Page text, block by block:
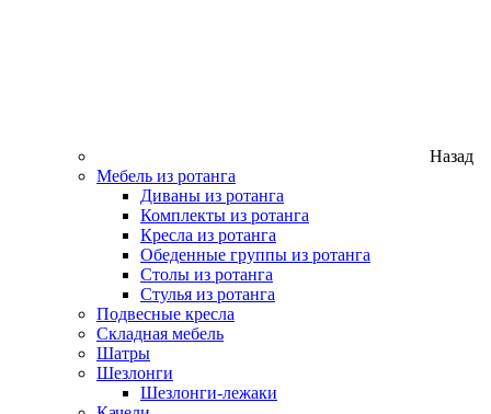
Назад
Мебель из ротанга
Диваны из ротанга
Комплекты из ротанга
Кресла из ротанга
Обеденные группы из ротанга
Столы из ротанга
Стулья из ротанга
Подвесные кресла
Складная мебель
Шатры
Шезлонги
Шезлонги-лежаки